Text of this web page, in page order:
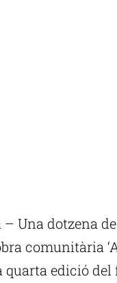
– Una dotzena
comunitària
quarta edició